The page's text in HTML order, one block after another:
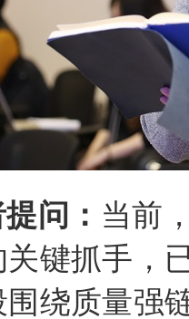
问： 当前
键抓手，
绕质量强